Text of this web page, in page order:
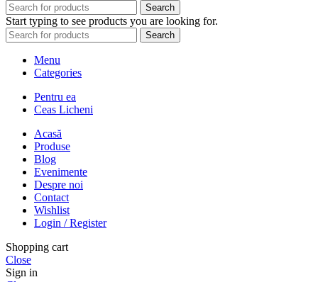
Search
Start typing to see products you are looking for.
Search
Menu
Categories
Pentru ea
Ceas Licheni
Acasă
Produse
Blog
Evenimente
Despre noi
Contact
Wishlist
Login / Register
Shopping cart
Close
Sign in